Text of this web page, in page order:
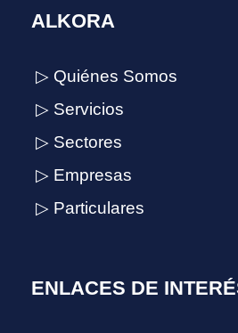
ALKORA
▷ Quiénes Somos
▷ Servicios
▷ Sectores
▷ Empresas
▷ Particulares
ENLACES DE